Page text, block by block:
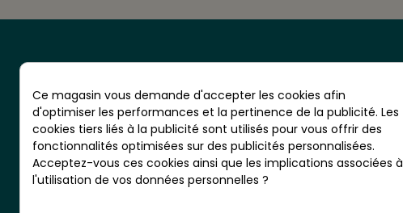
CS 20001 - RN10 - VIGNOLLES
16300 BARBEZIEUX - France
Ce magasin vous demande d'accepter les cookies afin
d'optimiser les performances et la pertinence de la publicité. Les
cookies tiers liés à la publicité sont utilisés pour vous offrir des
fonctionnalités optimisées sur des publicités personnalisées.
Acceptez-vous ces cookies ainsi que les implications associées à
l'utilisation de vos données personnelles ?